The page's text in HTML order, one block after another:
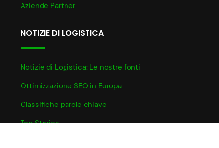
Aziende Partner
NOTIZIE DI LOGISTICA
Notizie di Logistica: Le nostre fonti
Ottimizzazione SEO in Europa
Classifiche parole chiave
Top Stories